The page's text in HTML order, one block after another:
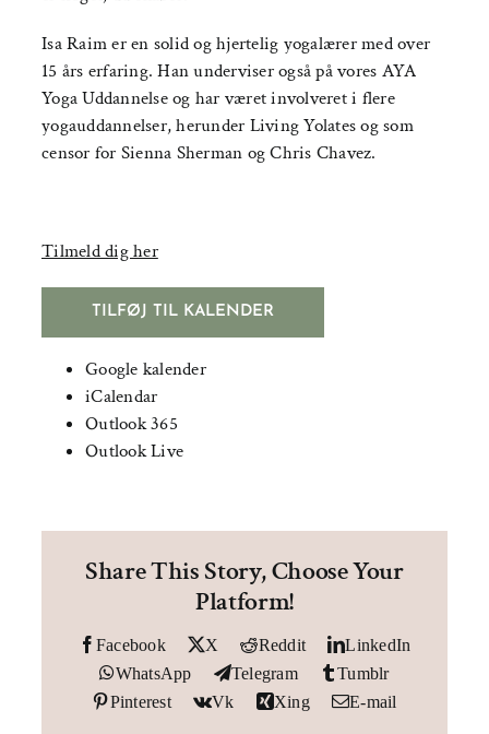
Isa Raim er en solid og hjertelig yogalærer med over
15 års erfaring. Han underviser også på vores AYA
Yoga Uddannelse og har været involveret i flere
yogauddannelser, herunder Living Yolates og som
censor for Sienna Sherman og Chris Chavez.
Tilmeld dig her
TILFØJ TIL KALENDER
Google kalender
iCalendar
Outlook 365
Outlook Live
Share This Story, Choose Your
Platform!
Facebook X Reddit
LinkedIn
WhatsApp
Telegram
Tumblr
Pinterest
Vk Xing E-mail